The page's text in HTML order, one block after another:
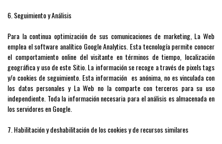
6. Seguimiento y Análisis
Para la continua optimización de sus comunicaciones de marketing, La Web
emplea el software analítico Google Analytics. Esta tecnología permite conocer
el comportamiento online del visitante en términos de tiempo, localización
geográfica y uso de este Sitio. La información se recoge a través de pixels tags
y/o cookies de seguimiento. Esta información es anónima, no es vinculada con
los datos personales y La Web no la comparte con terceros para su uso
independiente. Toda la información necesaria para el análisis es almacenada en
los servidores en Google.
7. Habilitación y deshabilitación de los cookies y de recursos similares